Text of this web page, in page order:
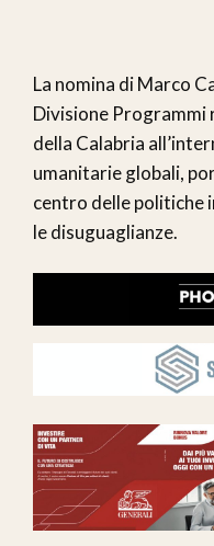
La nomina di Marco
Divisione Programmi
della Calabria
umanitarie globali,
centro delle politiche
le disuguaglianze.